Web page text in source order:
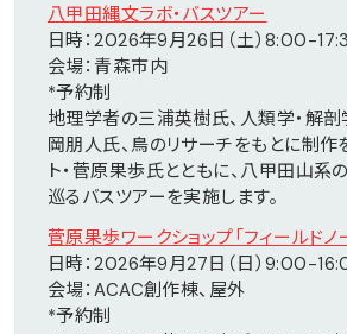
八甲田縄文ラボ・バスツアー
日時：2026年9月26日（土）8:00-
会場：青森市内
*予約制
地理学者の三浦英樹氏、人類学・解
岡朋人氏、鳥のリサーチをもとに制作
ト・菅原果歩氏とともに、八甲田山系
巡るバスツアーを実施します。
菅原果歩ワークショップ「フィールドノ
日時：2026年9月27日（日）9:00-
会場：ACAC創作棟、屋外
*予約制